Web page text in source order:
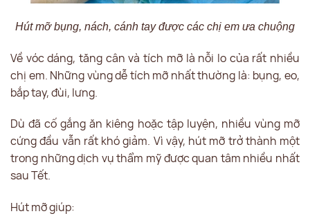
Hút mỡ bụng, nách, cánh tay được các chị em ưa chuộng
Về vóc dáng, tăng cân và tích mỡ là nỗi lo của rất nhiều
chị em. Những vùng dễ tích mỡ nhất thường là: bụng, eo,
bắp tay, đùi, lưng.
Dù đã cố gắng ăn kiêng hoặc tập luyện, nhiều vùng mỡ
cứng đầu vẫn rất khó giảm. Vì vậy, hút mỡ trở thành một
trong những dịch vụ thẩm mỹ được quan tâm nhiều nhất
sau Tết.
Hút mỡ giúp: